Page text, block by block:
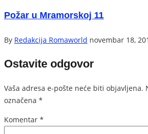
Požar u Mramorskoj 11
By Redakcija Romaworld novembar 18,
Ostavite odgovor
Vaša adresa e-pošte neće biti objavljena.
označena *
Komentar *